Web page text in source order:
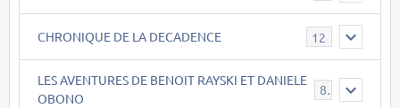
CHRONIQUE DE LA DECADENCE 12
LES AVENTURES DE BENOIT RAYSKI ET DANIELE
OBONO
8